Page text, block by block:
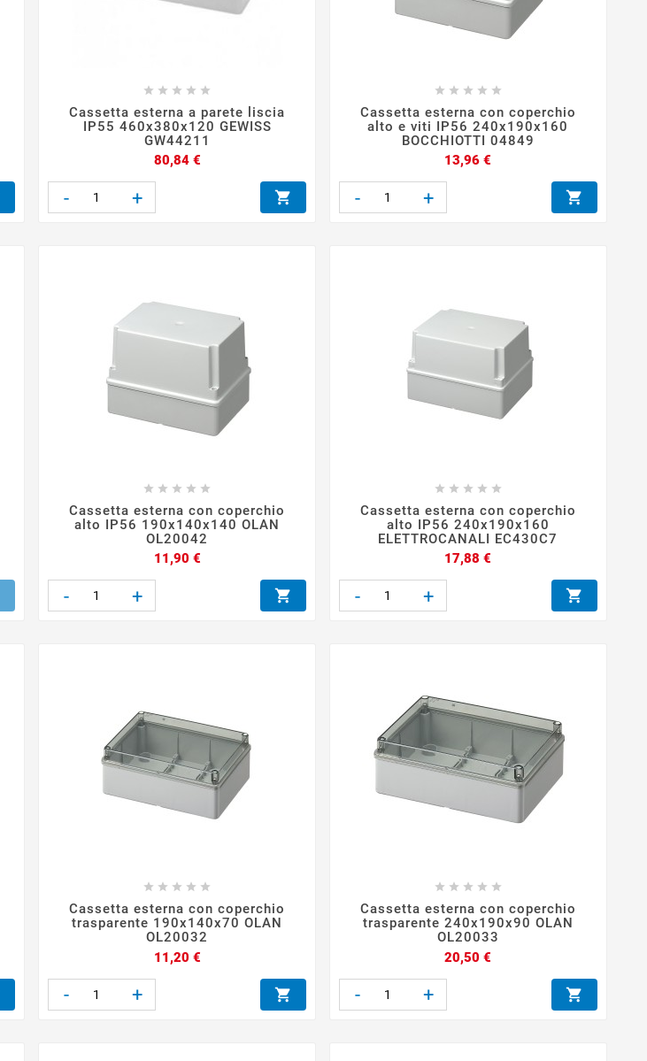
    
Cassetta esterna a parete liscia
IP55 460x380x120 GEWISS
GW44211
80,84 €Prezzo
- + 
    
Cassetta esterna con coperchio
alto e viti IP56 240x190x160
BOCCHIOTTI 04849
13,96 €
- + 
    
Cassetta esterna con coperchio
alto IP56 190x140x140 OLAN
OL20042
11,90 €Prezzo
- + 
    
Cassetta esterna con coperchio
alto IP56 240x190x160
ELETTROCANALI EC430C7
17,88 €
- + 
    
Cassetta esterna con coperchio
trasparente 190x140x70 OLAN
OL20032
11,20 €Prezzo
- + 
    
Cassetta esterna con coperchio
trasparente 240x190x90 OLAN
OL20033
20,50 €
- + 